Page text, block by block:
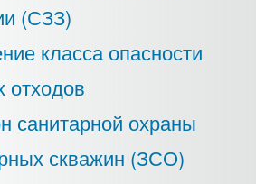
(СЗЗ)
класса опасности
отходов
санитарной охраны
скважин (ЗСО)